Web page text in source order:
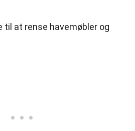
til at rense havemøbler og